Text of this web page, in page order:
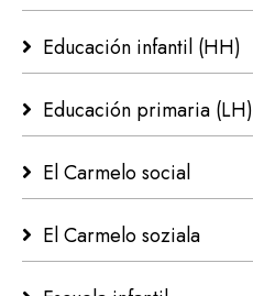
Educación infantil (HH)
Educación primaria (LH)
El Carmelo social
El Carmelo soziala